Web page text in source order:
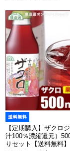
【定期購入】ザクロ
汁100％濃縮還元）
りセット【送料無料】